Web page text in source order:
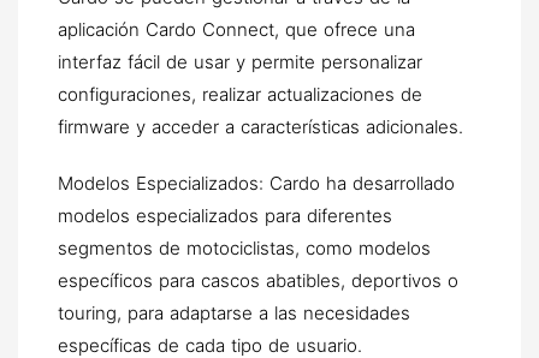
aplicación Cardo Connect, que ofrece una
interfaz fácil de usar y permite personalizar
configuraciones, realizar actualizaciones de
firmware y acceder a características adicionales.
Modelos Especializados: Cardo ha desarrollado
modelos especializados para diferentes
segmentos de motociclistas, como modelos
específicos para cascos abatibles, deportivos o
touring, para adaptarse a las necesidades
específicas de cada tipo de usuario.